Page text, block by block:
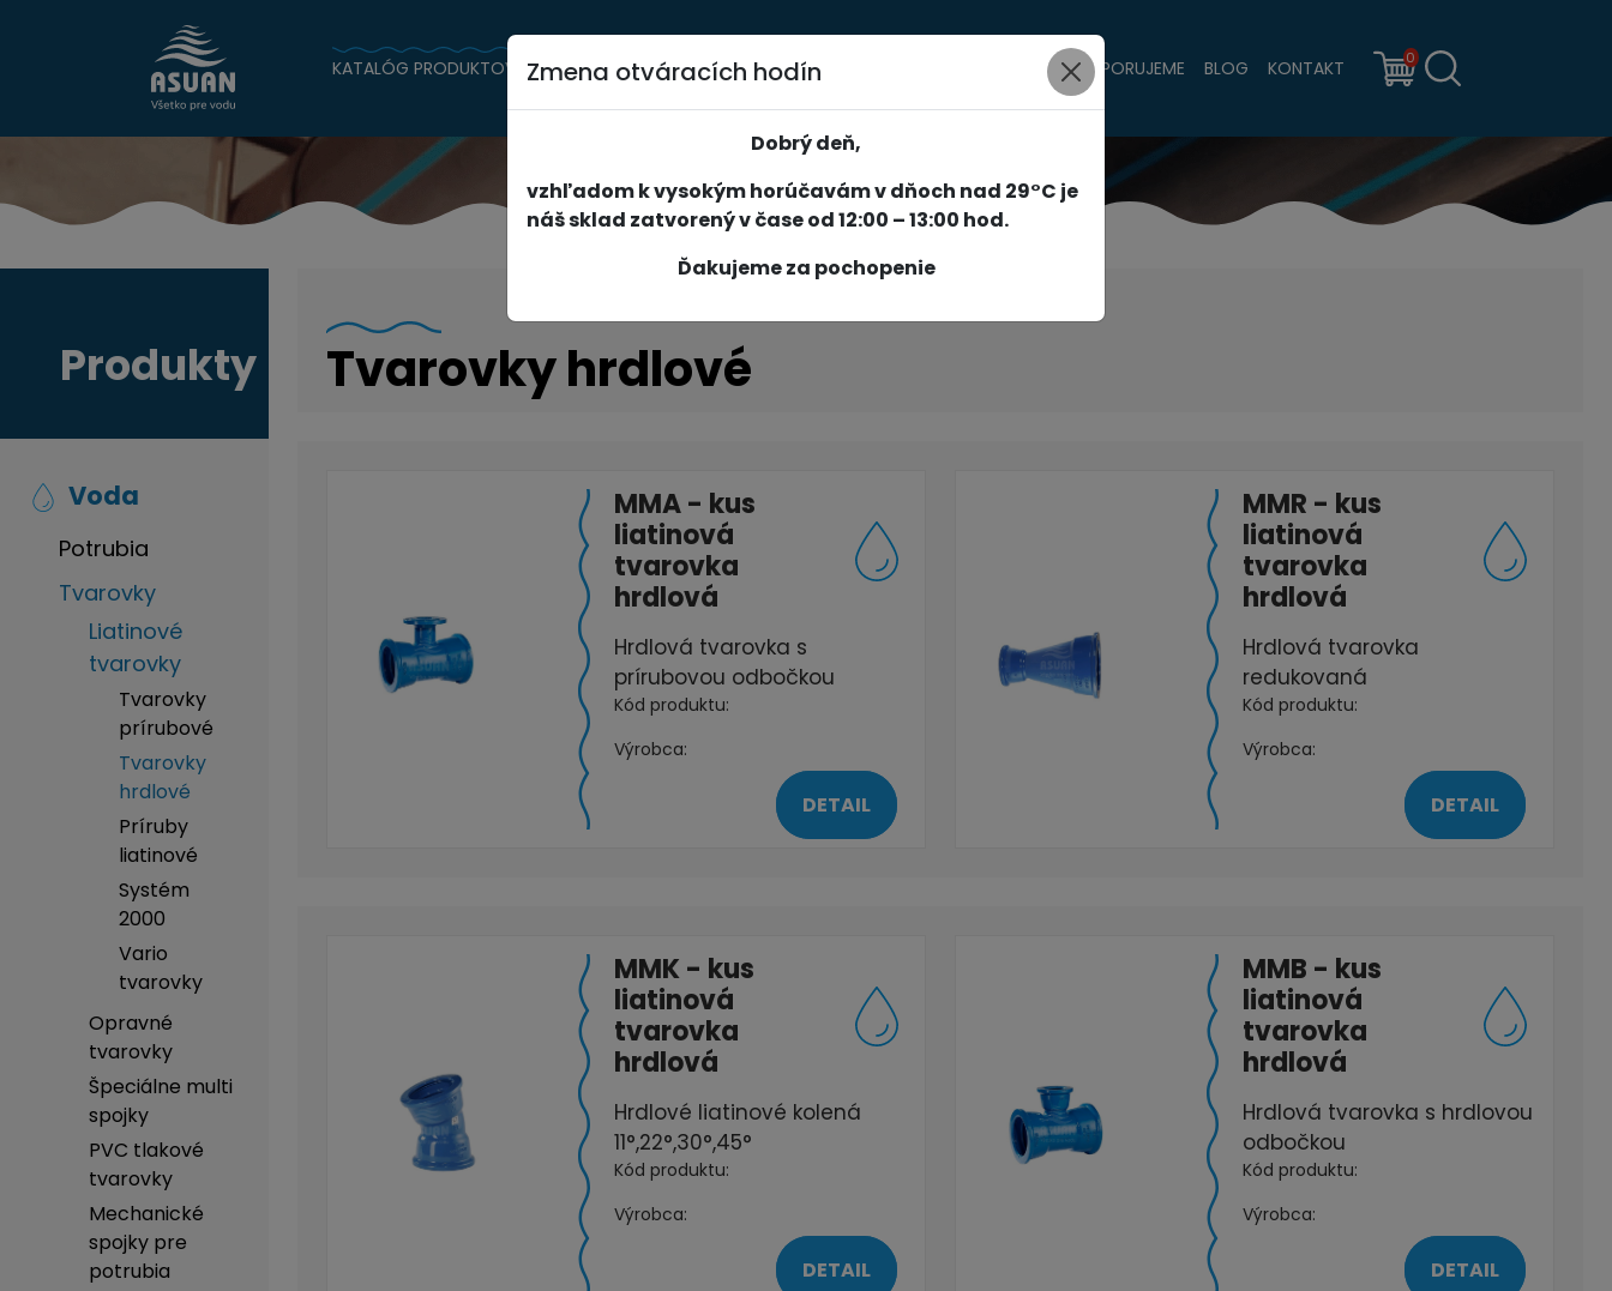
KATALÓG PRODUKTOV AKCIE NOVINKY SPOLOČNOSŤ PODPORUJEME BLOG KONTAKT 0
Produkty
Voda
Potrubia
Tvarovky
Liatinové
tvarovky
Tvarovky
prírubové
Tvarovky
hrdlové
Príruby
liatinové
Systém
2000
Vario
tvarovky
Opravné
tvarovky
Špeciálne multi
spojky
PVC tlakové
tvarovky
Mechanické
spojky pre
potrubia
Tvarovky hrdlové
MMA - kus
liatinová
tvarovka
hrdlová
Hrdlová tvarovka s
prírubovou odbočkou
Kód produktu:
Výrobca:
DETAIL
MMR - kus
liatinová
tvarovka
hrdlová
Hrdlová tvarovka
redukovaná
Kód produktu:
Výrobca:
DETAIL
MMK - kus
liatinová
tvarovka
hrdlová
Hrdlové liatinové kolená
11°,22°,30°,45°
Kód produktu:
Výrobca:
DETAIL
MMB - kus
liatinová
tvarovka
hrdlová
Hrdlová tvarovka s hrdlovou
odbočkou
Kód produktu:
Výrobca:
DETAIL
Zmena otváracích hodín
Dobrý deň,
vzhľadom k vysokým horúčavám v dňoch nad 29°C je
náš sklad zatvorený v čase od 12:00 – 13:00 hod.
Ďakujeme za pochopenie